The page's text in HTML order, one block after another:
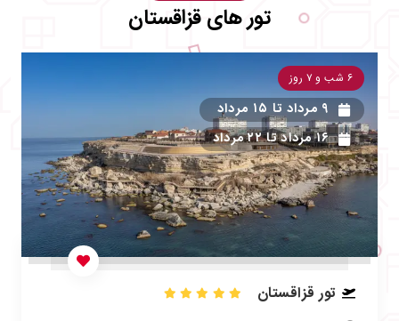
تور های قزاقستان
۶ شب و ۷ روز
۹ مرداد تا ۱۵ مرداد
۱۶ مرداد
تا۲۲ مرداد
تور قزاقستان